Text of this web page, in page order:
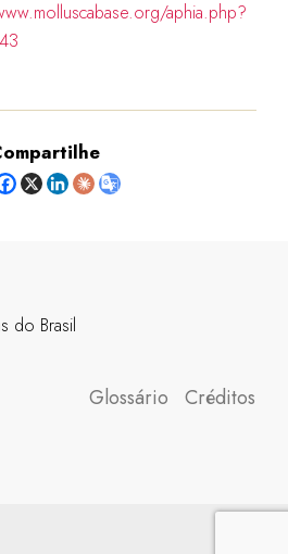
aphia.php?
do Brasil
Glossário Créditos